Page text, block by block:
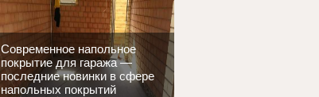
Современное напольное
покрытие для гаража —
последние новинки в сфере
напольных покрытий